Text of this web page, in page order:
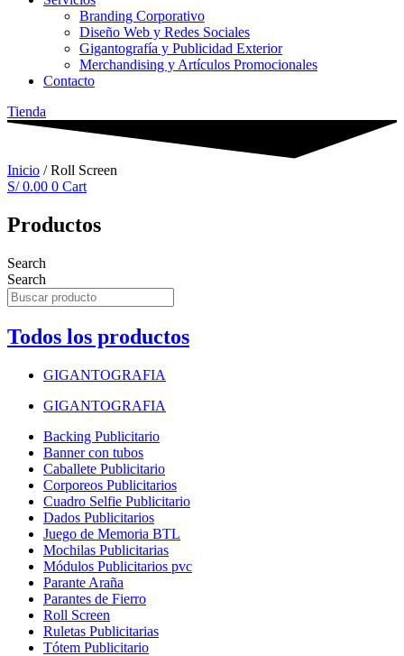
Branding Corporativo
Diseño Web y Redes Sociales
Gigantografía y Publicidad Exterior
Merchandising y Artículos Promocionales
Contacto
Tienda
Inicio / Roll Screen
S/0.00 0 Cart
Productos
Search
Search
Todos los productos
GIGANTOGRAFIA
GIGANTOGRAFIA
Backing Publicitario
Banner con tubos
Caballete Publicitario
Corporeos Publicitarios
Cuadro Selfie Publicitario
Dados Publicitarios
Juego de Memoria BTL
Mochilas Publicitarias
Módulos Publicitarios pvc
Parante Araña
Parantes de Fierro
Roll Screen
Ruletas Publicitarias
Tótem Publicitario